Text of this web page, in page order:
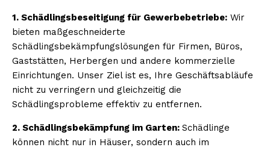
1. Schädlingsbeseitigung für Gewerbebetriebe: Wir
bieten maßgeschneiderte
Schädlingsbekämpfungslösungen für Firmen, Büros,
Gaststätten, Herbergen und andere kommerzielle
Einrichtungen. Unser Ziel ist es, Ihre Geschäftsabläufe
nicht zu verringern und gleichzeitig die
Schädlingsprobleme effektiv zu entfernen.
2. Schädlingsbekämpfung im Garten: Schädlinge
können nicht nur in Häuser, sondern auch im